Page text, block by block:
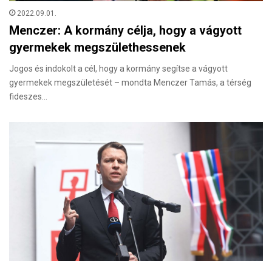
2022.09.01.
Menczer: A kormány célja, hogy a vágyott
gyermekek megszülethessenek
Jogos és indokolt a cél, hogy a kormány segítse a vágyott
gyermekek megszületését – mondta Menczer Tamás, a térség
fideszes…